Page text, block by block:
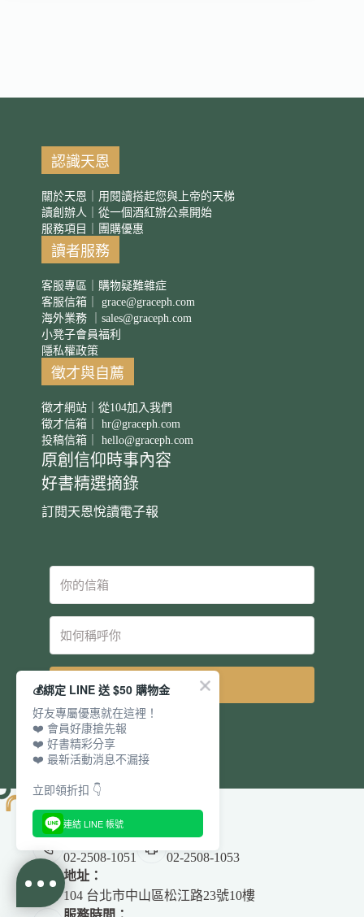
認識天恩
關於天恩｜用閱讀搭起您與上帝的天梯
讀創辦人｜從一個酒紅辦公桌開始
服務項目｜團購優惠
讀者服務
客服專區｜購物疑難雜症
客服信箱｜ grace@graceph.com
海外業務 ｜ sales@graceph.com
小凳子會員福利
隱私權政策
徵才與自薦
徵才網站｜從104加入我們
徵才信箱｜ hr@graceph.com
投稿信箱｜ hello@graceph.com
原創信仰時事內容
好書精選摘錄
訂閱天恩悅讀電子報
立即訂閱
電話：
02-2508-1051
傳真：
02-2508-1053
地址：
104 台北市中山區松江路23號10樓
💰綁定 LINE 送 $50 購物金
好友專屬優惠就在這裡！
❤️ 會員好康搶先報
❤️ 好書精彩分享
❤️ 最新活動消息不漏接
立即領折扣 👇
連結 LINE 帳號